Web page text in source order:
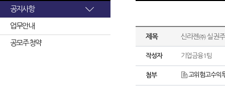
공지사항
업무안내
공모주 청약
제목 신라젠㈜ 실권
작성자 기업금융1팀
첨부 고위험고수익